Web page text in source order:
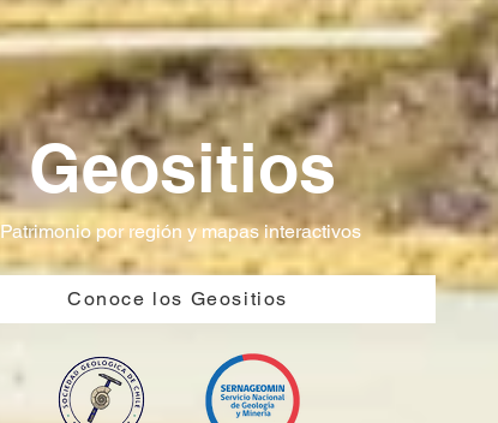
Geositios
Patrimonio por región y mapas interactivos
Conoce los Geositios